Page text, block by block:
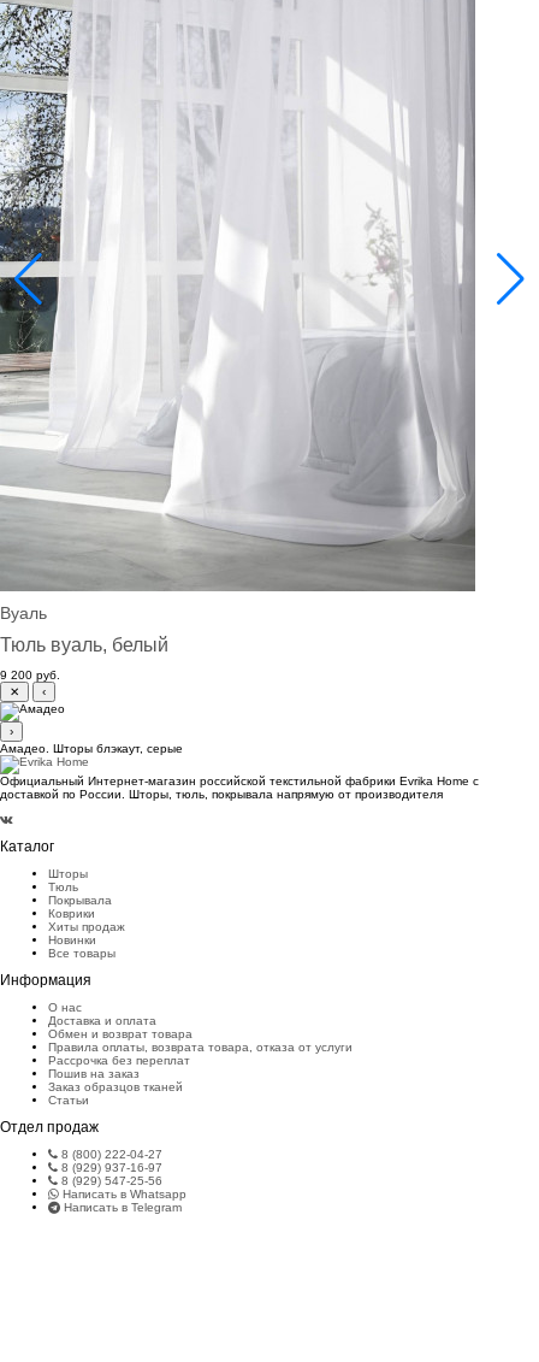
Вуаль
Тюль вуаль, белый
9 200 руб.
✕
‹
›
Амадео. Шторы блэкаут, серые
Официальный Интернет-магазин российской текстильной фабрики Evrika Home c
доставкой по России. Шторы, тюль, покрывала напрямую от производителя
Каталог
Шторы
Тюль
Покрывала
Коврики
Хиты продаж
Новинки
Все товары
Информация
О нас
Доставка и оплата
Обмен и возврат товара
Правила оплаты, возврата товара, отказа от услуги
Рассрочка без переплат
Пошив на заказ
Заказ образцов тканей
Статьи
Отдел продаж
8 (800) 222-04-27
8 (929) 937-16-97
8 (929) 547-25-56
Написать в Whatsapp
Написать в Telegram